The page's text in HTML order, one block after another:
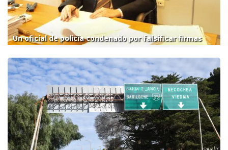
Un oficial de policía condenado por falsificar firmas